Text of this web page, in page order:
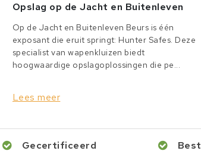
Opslag op de Jacht en Buitenleven
Op de Jacht en Buitenleven Beurs is één
exposant die eruit springt: Hunter Safes. Deze
specialist van wapenkluizen biedt
hoogwaardige opslagoplossingen die pe...
Lees meer
Gecertificeerd